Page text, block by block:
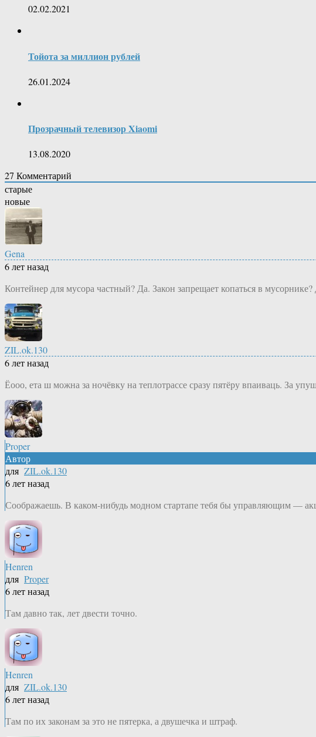
02.02.2021
Тойота за миллион рублей
26.01.2024
Прозрачный телевизор Xiaomi
13.08.2020
27 Комментарий
старые
новые
Gena
6 лет назад
Контейнер для мусора частный? Да. Закон запрещает копаться в
ZIL.ok.130
6 лет назад
Ёооо, ета ш можна за ночёвку на теплотрассе сразу пятёру впаиваць. За
Proper
Автор
для ZIL.ok.130
6 лет назад
Соображаешь. В каком-нибудь модном стартапе тебя бы управляющим —
Henren
для Proper
6 лет назад
Там давно так, лет двести точно.
Henren
для ZIL.ok.130
6 лет назад
Там по их законам за это не пятерка, а двушечка и штраф.